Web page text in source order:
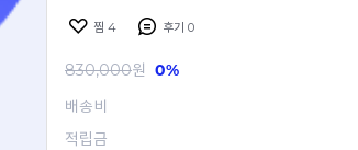
찜 4 후기 0
830,000원 0%
배송비
적립금